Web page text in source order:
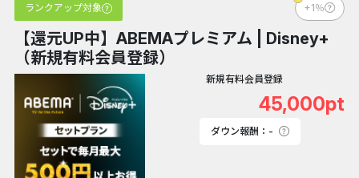
ランクアップ対象 +1％
【還元UP中】ABEMAプレミアム | Disney+
（新規有料会員登録）
新規有料会員登録
45,000pt
ダウン報酬：-